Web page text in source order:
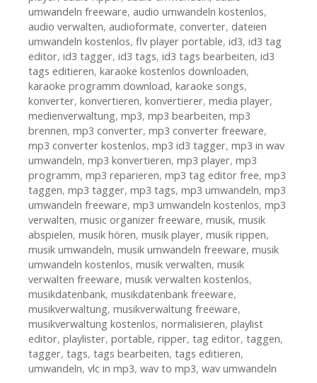
umwandeln freeware, audio umwandeln kostenlos,
audio verwalten, audioformate, converter, dateien
umwandeln kostenlos, flv player portable, id3, id3 tag
editor, id3 tagger, id3 tags, id3 tags bearbeiten, id3
tags editieren, karaoke kostenlos downloaden,
karaoke programm download, karaoke songs,
konverter, konvertieren, konvertierer, media player,
medienverwaltung, mp3, mp3 bearbeiten, mp3
brennen, mp3 converter, mp3 converter freeware,
mp3 converter kostenlos, mp3 id3 tagger, mp3 in wav
umwandeln, mp3 konvertieren, mp3 player, mp3
programm, mp3 reparieren, mp3 tag editor free, mp3
taggen, mp3 tagger, mp3 tags, mp3 umwandeln, mp3
umwandeln freeware, mp3 umwandeln kostenlos, mp3
verwalten, music organizer freeware, musik, musik
abspielen, musik hören, musik player, musik rippen,
musik umwandeln, musik umwandeln freeware, musik
umwandeln kostenlos, musik verwalten, musik
verwalten freeware, musik verwalten kostenlos,
musikdatenbank, musikdatenbank freeware,
musikverwaltung, musikverwaltung freeware,
musikverwaltung kostenlos, normalisieren, playlist
editor, playlister, portable, ripper, tag editor, taggen,
tagger, tags, tags bearbeiten, tags editieren,
umwandeln, vlc in mp3, wav to mp3, wav umwandeln